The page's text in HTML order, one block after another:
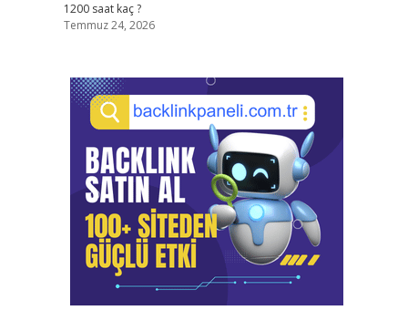
1200 saat kaç ?
Temmuz 24, 2026